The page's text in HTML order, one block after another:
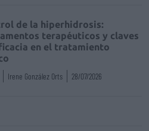
de la hiperhidrosis:
terapéuticos y claves
en el tratamiento
Irene González Orts 28/07/2026